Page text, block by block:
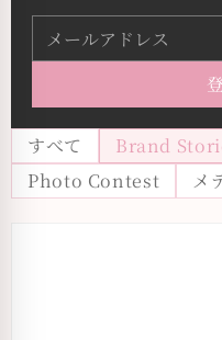
すべて Brand
Photo Contest
メ